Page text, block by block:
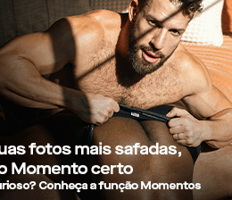
transfobia: “Não
toleramos”
Ratinho constrange
cantor sertanejo
com comentário
homofóbico ao vivo
no SBT: “Você está
com uma cara de